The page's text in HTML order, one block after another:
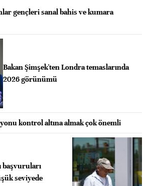
gençleri sanal bahis ve kumara
Bakan Şimşek'ten Londra temaslarında
2026 görünümü
kontrol altına almak çok önemli
başvuruları
seviyede